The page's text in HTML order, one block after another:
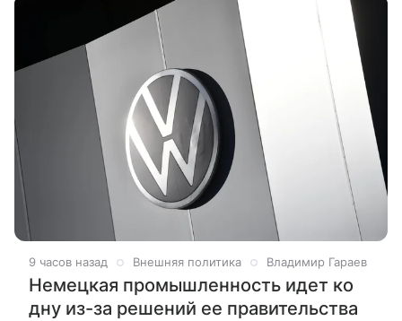
9 часов назад Внешняя политика Владимир Гараев
Немецкая промышленность идет ко
дну из-за решений ее правительства